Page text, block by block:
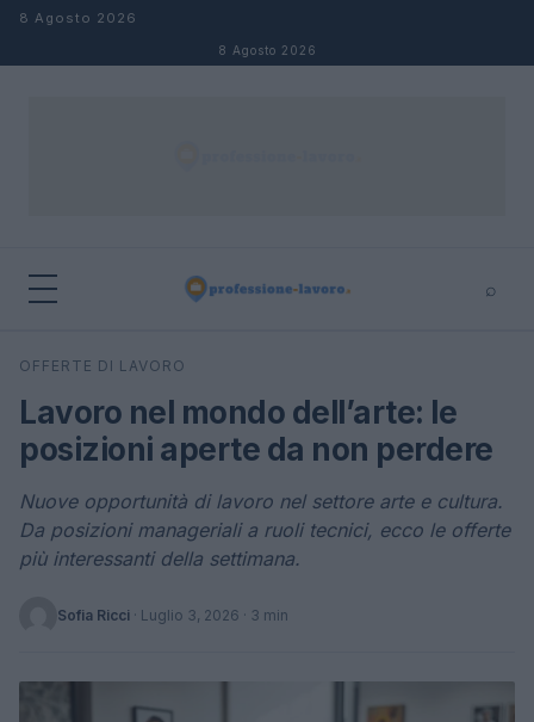
Salta al contenuto
8 Agosto 2026
8 Agosto 2026
⌕
Cerca
OFFERTE DI LAVORO
Lavoro nel mondo dell’arte: le
posizioni aperte da non perdere
Nuove opportunità di lavoro nel settore arte e cultura.
Da posizioni manageriali a ruoli tecnici, ecco le offerte
più interessanti della settimana.
Sofia Ricci · Luglio 3, 2026 · 3 min